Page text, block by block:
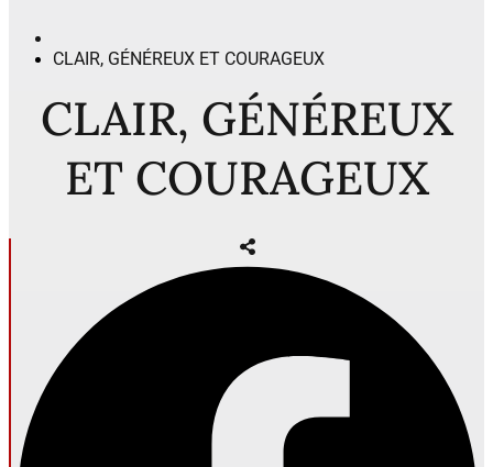
CLAIR, GÉNÉREUX ET COURAGEUX
CLAIR, GÉNÉREUX
ET COURAGEUX